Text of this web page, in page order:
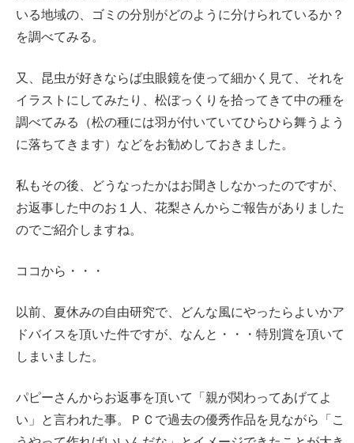
いる地域の、ゴミの分別がどのように分けられているか？
を調べてみる。
又、昆虫が好きならば虫眼鏡を使って細かく見て、それを
イラストにしてみたり、松ぼっくりを拾ってきて中の種を
調べてみる（松の種には羽が付いていてひらひら舞うよう
に落ちてきます）などをお勧めしておきました。
私もその後、どうなったかはお聞きしなかったのですが、
お返事した中のお１人、花梨さんからご報告がありました
のでご紹介しますね。
ココから・・・
以前、夏休みの自由研究で、どんな風にやったらよいかア
ドバイスを頂いた件ですが、なんと・・・特別賞を頂いて
しまいました。
パピーさんからお返事を頂いて「親が関わってあげてよ
い」と言われた事。ＰＣで過去の優秀作品を見ながら「こ